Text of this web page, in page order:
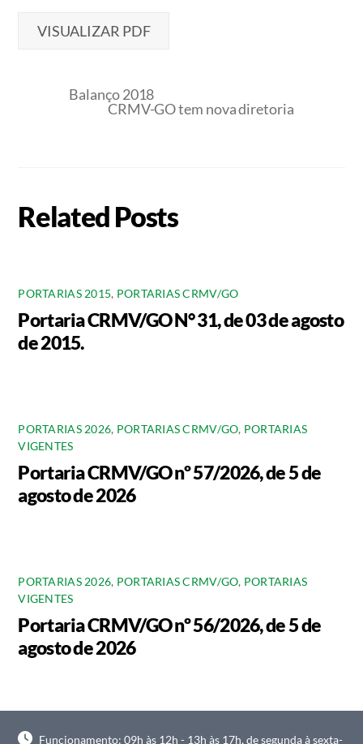
VISUALIZAR PDF
Balanço 2018
CRMV-GO tem nova diretoria
Related Posts
PORTARIAS 2015, PORTARIAS CRMV/GO
Portaria CRMV/GO N° 31, de 03 de agosto
de 2015.
PORTARIAS 2026, PORTARIAS CRMV/GO, PORTARIAS
VIGENTES
Portaria CRMV/GO nº 57/2026, de 5 de
agosto de 2026
PORTARIAS 2026, PORTARIAS CRMV/GO, PORTARIAS
VIGENTES
Portaria CRMV/GO nº 56/2026, de 5 de
agosto de 2026
Funcionamento: 09h às 12h - 13h às 17h, de segunda à sexta-